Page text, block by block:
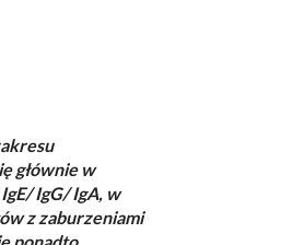
głównie w
IgG/ IgA, w
z zaburzeniami
ponadto